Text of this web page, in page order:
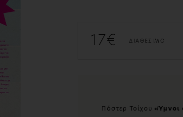
17€ ΔΙΑΘΕΣΙΜΟ
Πόστερ Τοίχου«Ύμνοι